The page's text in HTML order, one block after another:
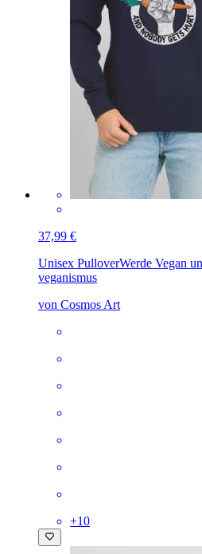
37,99 €
Unisex PulloverWerde Vegan
veganismus
von Cosmos Art
+10